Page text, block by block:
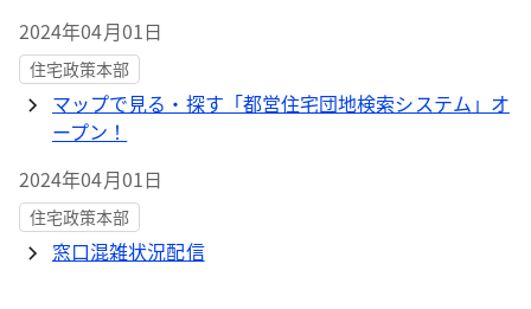
2024年04月01日
住宅政策本部
マップで見る・探す「都営住宅団地検索システム」オ
ープン！
2024年04月01日
住宅政策本部
窓口混雑状況配信